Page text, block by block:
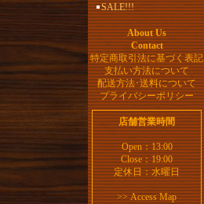
SALE!!!
About Us
Contact
特定商取引法に基づく表記
支払い方法について
配送方法･送料について
プライバシーポリシー
店舗営業時間
Open：13:00
Close：19:00
定休日：水曜日
>>Access Map